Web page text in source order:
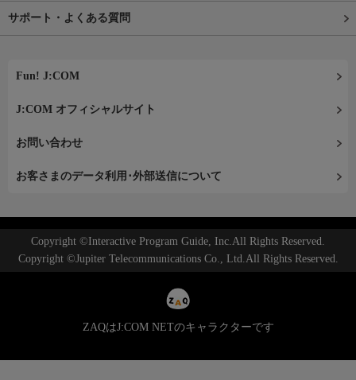
サポート・よくある質問
Fun! J:COM
J:COM オフィシャルサイト
お問い合わせ
お客さまのデータ利用･外部送信について
Copyright ©Interactive Program Guide, Inc.All Rights Reserved.
Copyright ©Jupiter Telecommunications Co., Ltd.All Rights Reserved.
ZAQはJ:COM NETのキャラクターです